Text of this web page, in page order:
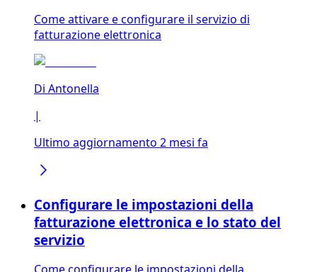
Come attivare e configurare il servizio di
fatturazione elettronica
Di Antonella
|
Ultimo aggiornamento 2 mesi fa
Configurare le impostazioni della
fatturazione elettronica e lo stato del
servizio